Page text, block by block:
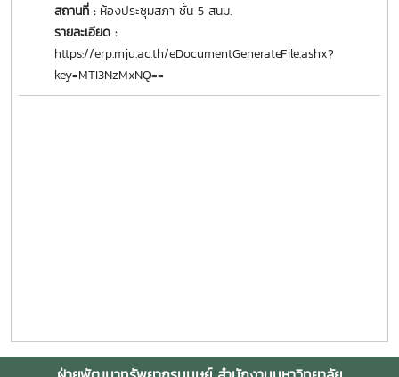
สถานที่ : ห้องประชุมสภา ชั้น 5 สนม.
รายละเอียด :
https://erp.mju.ac.th/eDocumentGenerateFile.ashx?
key=MTI3NzMxNQ==